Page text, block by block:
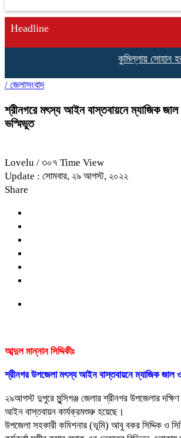
Headline
কুমিল্লায় সোহান
/ জেলাসংবাদ
শ্রীনগরে মৎস্য আইন বাস্তবায়নে ম্যাজিক জাল
ভস্মিভুত
Lovelu / ৩০৭ Time View
Update : সোমবার, ২৯ আগস্ট, ২০২২
Share
আব্দুল মান্নান সিদ্দিকীঃ
শ্রীনগর উপজেলা মৎস্য আইন বাস্তবায়নে ম্যাজিক জাল ও
২৯আগস্ট দুপুরে মুন্সিগঞ্জ জেলার শ্রীনগর উপজেলার
আইন বাস্তবায়ন কার্যক্রমশুরু হয়েছে।
উপজেলা সহকারী কমিশনার (ভূমি) আবু বকর সিদ্দিক ও